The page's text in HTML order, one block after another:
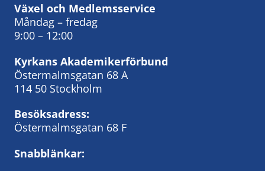
Växel och Medlemsservice
Måndag – fredag
9:00 – 12:00
Kyrkans Akademikerförbund
Östermalmsgatan 68 A
114 50 Stockholm
Besöksadress:
Östermalmsgatan 68 F
Snabblänkar: